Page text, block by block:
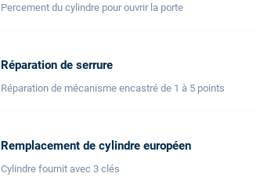
Percement du cylindre pour ouvrir la porte
Réparation de serrure
Réparation de mécanisme encastré de 1 à 5 points
Remplacement de cylindre européen
Cylindre fournit avec 3 clés